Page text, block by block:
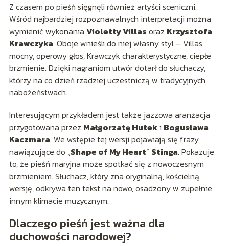
Z czasem po pieśń sięgnęli również artyści sceniczni.
Wśród najbardziej rozpoznawalnych interpretacji można
wymienić wykonania Violetty Villas oraz Krzysztofa
Krawczyka. Oboje wnieśli do niej własny styl – Villas
mocny, operowy głos, Krawczyk charakterystyczne, ciepłe
brzmienie. Dzięki nagraniom utwór dotarł do słuchaczy,
którzy na co dzień rzadziej uczestniczą w tradycyjnych
nabożeństwach.
Interesującym przykładem jest także jazzowa aranżacja
przygotowana przez Małgorzatę Huteki Bogusława
Kaczmara. We wstępie tej wersji pojawiają się frazy
nawiązujące do „Shape of My Heart” Stinga. Pokazuje
to, że pieśń maryjna może spotkać się z nowoczesnym
brzmieniem. Słuchacz, który zna oryginalną, kościelną
wersję, odkrywa ten tekst na nowo, osadzony w zupełnie
innym klimacie muzycznym.
Dlaczego pieśń jest ważna dla
duchowości narodowej?